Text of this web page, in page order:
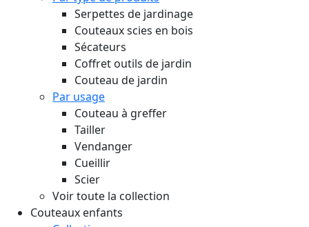
Serpettes de jardinage
Couteaux scies en bois
Sécateurs
Coffret outils de jardin
Couteau de jardin
Par usage
Couteau à greffer
Tailler
Vendanger
Cueillir
Scier
Voir toute la collection
Couteaux enfants